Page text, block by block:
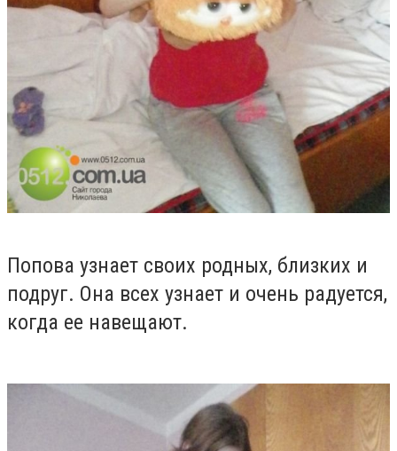
Попова узнает своих родных, близких и
подруг. Она всех узнает и очень радуется,
когда ее навещают.